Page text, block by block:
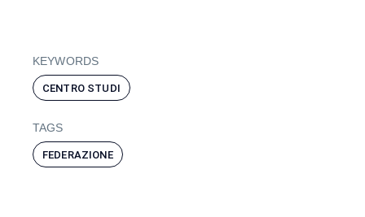
KEYWORDS
CENTRO STUDI
TAGS
FEDERAZIONE